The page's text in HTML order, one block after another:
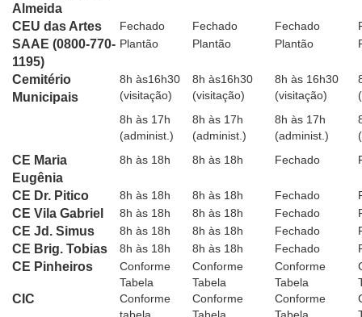
Almeida
CEU das Artes Fechado Fechado Fechado
SAAE (0800-770-
1195)
Plantão Plantão Plantão
Cemitério
Municipais
8h às16h30
(visitação)
8h às 17h
(administ.)
8h às16h30
(visitação)
8h às 17h
(administ.)
8h às 16h30
(visitação)
8h às 17h
(administ.)
CE Maria
Eugênia
8h às 18h 8h às 18h Fechado
CE Dr. Pitico 8h às 18h 8h às 18h Fechado
CE Vila Gabriel 8h às 18h 8h às 18h Fechado
CE Jd. Simus 8h às 18h 8h às 18h Fechado
CE Brig. Tobias 8h às 18h 8h às 18h Fechado
CE Pinheiros
Conforme
Tabela
Conforme
Tabela
Conforme
Tabela
CIC
Conforme
Conforme
Conforme